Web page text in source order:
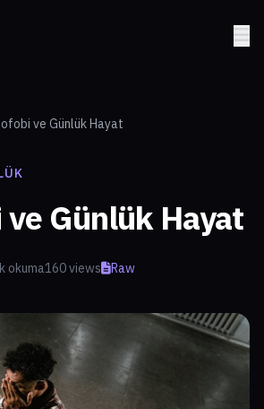
ve Günlük Hayat
Günlük Hayat
okuma160 views Raw